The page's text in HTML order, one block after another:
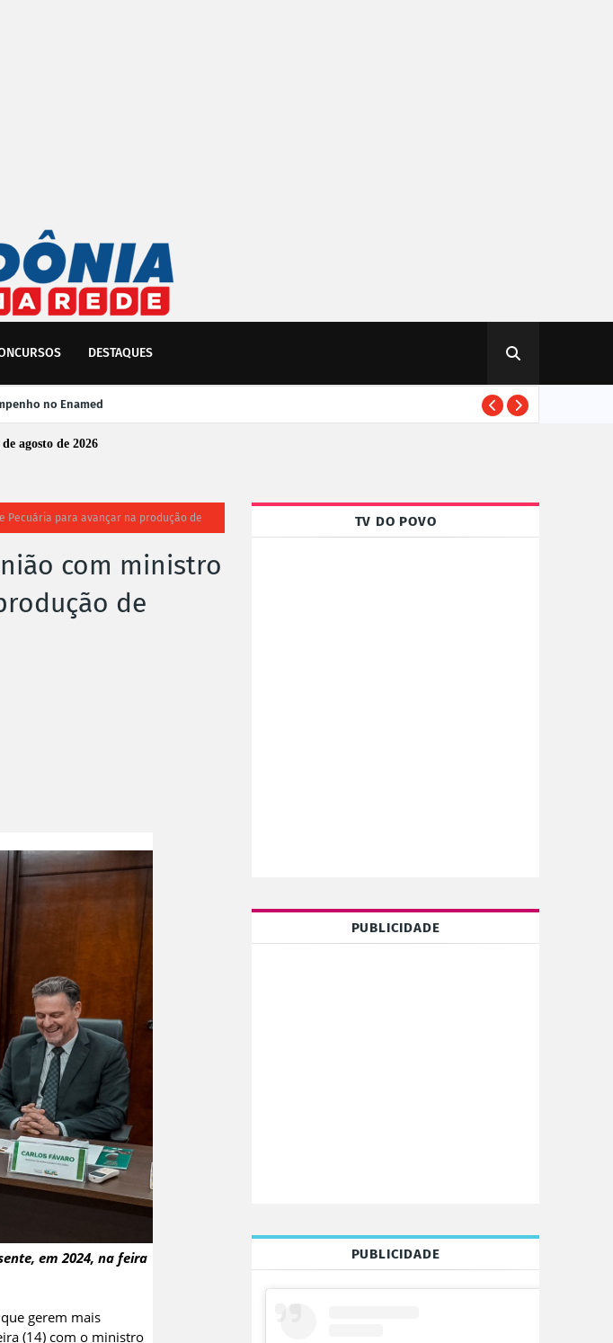
DESTAQUES
no Enamed
agosto de 2026
Pecuária para avançar na produção de
com ministro
de
em 2024, na feira
gerem mais
(14) com o ministro
TV DO POVO
PUBLICIDADE
PUBLICIDADE